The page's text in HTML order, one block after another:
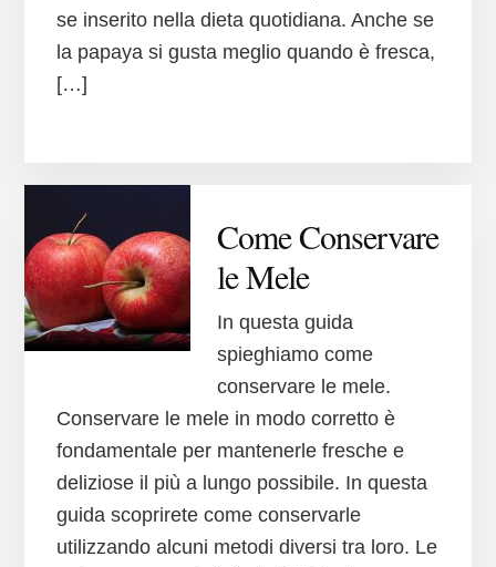
se inserito nella dieta quotidiana. Anche se
la papaya si gusta meglio quando è fresca,
[…]
Come Conservare
le Mele
In questa guida
spieghiamo come
conservare le mele.
Conservare le mele in modo corretto è
fondamentale per mantenerle fresche e
deliziose il più a lungo possibile. In questa
guida scoprirete come conservarle
utilizzando alcuni metodi diversi tra loro. Le